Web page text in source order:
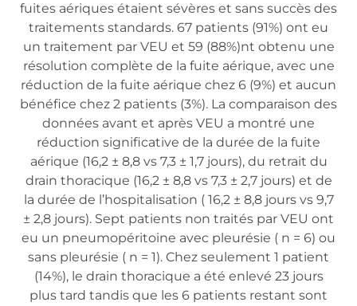
fuites aériques étaient sévères et sans succès des
traitements standards. 67 patients (91%) ont eu
un traitement par VEU et 59 (88%)nt obtenu une
résolution complète de la fuite aérique, avec une
réduction de la fuite aérique chez 6 (9%) et aucun
bénéfice chez 2 patients (3%). La comparaison des
données avant et après VEU a montré une
réduction significative de la durée de la fuite
aérique (16,2 ± 8,8 vs 7,3 ± 1,7 jours), du retrait du
drain thoracique (16,2 ± 8,8 vs 7,3 ± 2,7 jours) et de
la durée de l’hospitalisation ( 16,2 ± 8,8 jours vs 9,7
± 2,8 jours). Sept patients non traités par VEU ont
eu un pneumopéritoine avec pleurésie ( n = 6) ou
sans pleurésie ( n = 1). Chez seulement 1 patient
(14%), le drain thoracique a été enlevé 23 jours
plus tard tandis que les 6 patients restant sont